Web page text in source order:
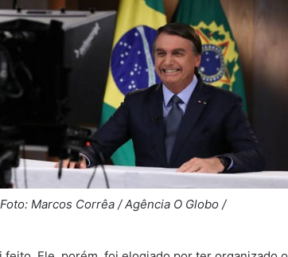
Marcos Corrêa / Agência O Globo /